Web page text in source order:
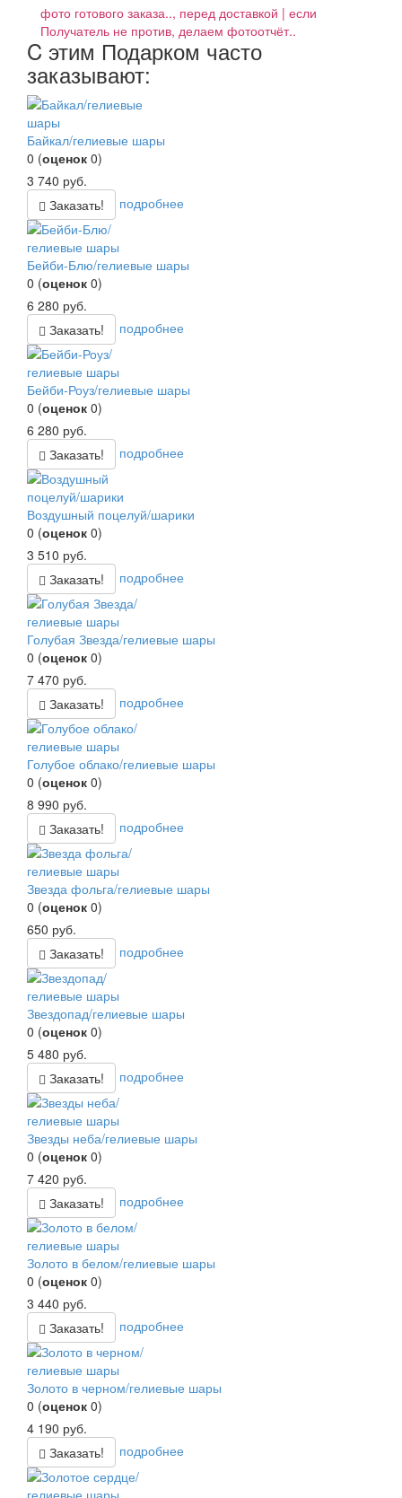
фото готового заказа.., перед доставкой | если
Получатель не против, делаем фотоотчёт..
C этим Подарком часто
заказывают:
Байкал/гелиевые шары
0 (оценок 0)
3 740 руб.
Заказать!
подробнее
Бейби-Блю/гелиевые шары
0 (оценок 0)
6 280 руб.
Заказать!
подробнее
Бейби-Роуз/гелиевые шары
0 (оценок 0)
6 280 руб.
Заказать!
подробнее
Воздушный поцелуй/шарики
0 (оценок 0)
3 510 руб.
Заказать!
подробнее
Голубая Звезда/гелиевые шары
0 (оценок 0)
7 470 руб.
Заказать!
подробнее
Голубое облако/гелиевые шары
0 (оценок 0)
8 990 руб.
Заказать!
подробнее
Звезда фольга/гелиевые шары
0 (оценок 0)
650 руб.
Заказать!
подробнее
Звездопад/гелиевые шары
0 (оценок 0)
5 480 руб.
Заказать!
подробнее
Звезды неба/гелиевые шары
0 (оценок 0)
7 420 руб.
Заказать!
подробнее
Золото в белом/гелиевые шары
0 (оценок 0)
3 440 руб.
Заказать!
подробнее
Золото в черном/гелиевые шары
0 (оценок 0)
4 190 руб.
Заказать!
подробнее